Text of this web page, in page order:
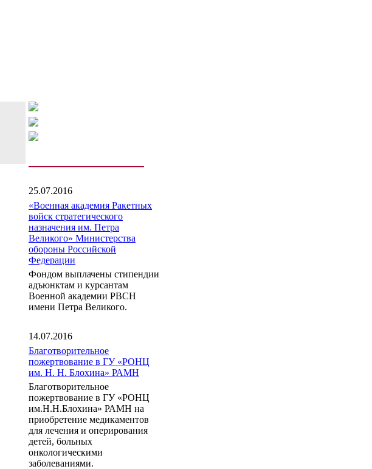
25.07.2016
«Военная академия Ракетных
войск стратегического
назначения им. Петра
Великого» Министерства
обороны Российской
Федерации
Фондом выплачены стипендии
адъюнктам и курсантам
Военной академии РВСН
имени Петра Великого.
14.07.2016
Благотворительное
пожертвование в ГУ «РОНЦ
им. Н. Н. Блохина» РАМН
Благотворительное
пожертвование в ГУ «РОНЦ
им.Н.Н.Блохина» РАМН на
приобретение медикаментов
для лечения и оперирования
детей, больных
онкологическими
заболеваниями.